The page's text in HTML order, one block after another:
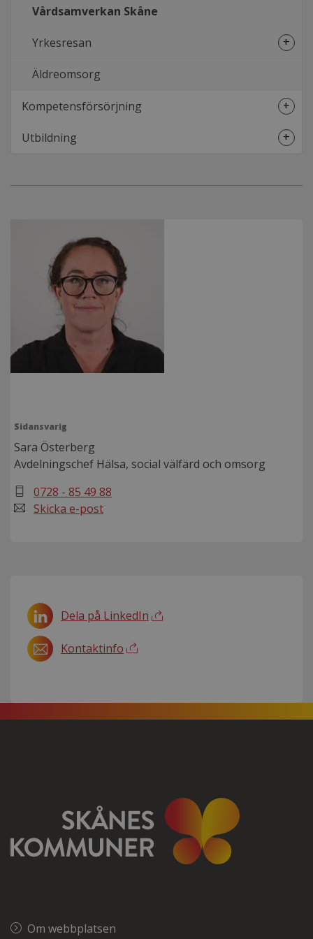
Vårdsamverkan Skåne
Yrkesresan +
Äldreomsorg
Kompetensförsörjning +
Utbildning
+
Sidansvarig
Sara Österberg
Avdelningschef Hälsa, social välfärd och omsorg
0728 - 85 49 88
Skicka e-post
Dela på LinkedIn
Kontaktinfo
Om webbplatsen